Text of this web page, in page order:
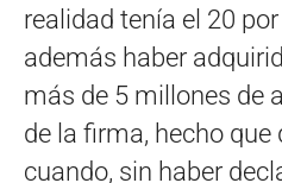
realidad tenía el 20
además haber
más de 5 millones de
de la firma, hecho que
cuando, sin haber